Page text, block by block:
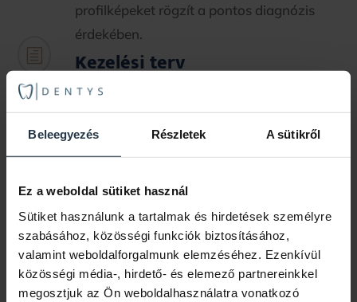
Beleegyezés Részletek A sütikről
Ez a weboldal sütiket használ
Sütiket használunk a tartalmak és hirdetések személyre
szabásához, közösségi funkciók biztosításához,
valamint weboldalforgalmunk elemzéséhez. Ezenkívül
közösségi média-, hirdető- és elemező partnereinkkel
megosztjuk az Ön weboldalhasználatra vonatkozó
profilképeket rögzít a pontos diagnózis
érdekében.
h Kezelési terv
A második konzultáció alkalmával
vizualizálni a várható változásokat. A
kezelés menetét, például: a kezelés
időtartamát, a sínek számát, a cseréjük
gyakoriságát, a szájhigiéniai teendőket és
az árat. Ha Ön és a szakorvos egyaránt
elégedett a kezelési tervvel, akkor a